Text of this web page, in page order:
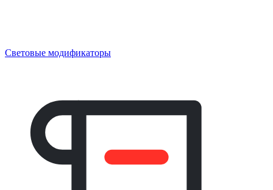
Световые модификаторы